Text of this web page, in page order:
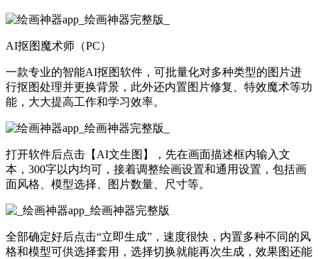
AI抠图魔术师（PC）
一款专业的智能AI抠图软件，可批量化对多种类型的图片进
行抠图处理并更换背景，此外还内置图片修复、特效魔术等功
能，大大提高工作和学习效率。
打开软件后点击【AI文生图】，先在画面描述框内输入文
本，300字以内均可，接着调整绘画设置和通用设置，包括画
面风格、模型选择、图片数量、尺寸等。
全部确定好后点击“立即生成”，速度很快，内置多种不同的风
格和模型可供选择套用，选择切换就能再次生成，效果图还能